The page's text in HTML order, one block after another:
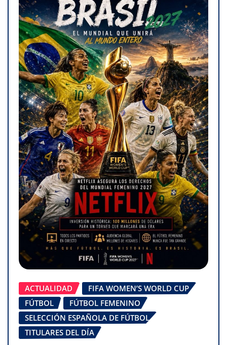
ACTUALIDAD
FIFA WOMEN’S WORLD CUP
FÚTBOL
FÚTBOL FEMENINO
SELECCIÓN ESPAÑOLA DE FÚTBOL
TITULARES DEL DÍA